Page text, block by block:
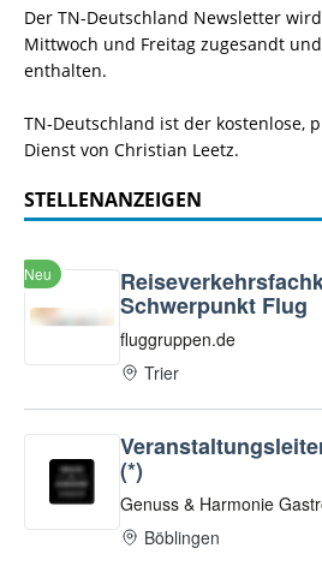
Der TN-Deutschland Newsletter
Mittwoch und Freitag zugesandt
enthalten.
TN-Deutschland ist der kostenlose,
Dienst von Christian Leetz.
STELLENANZEIGEN